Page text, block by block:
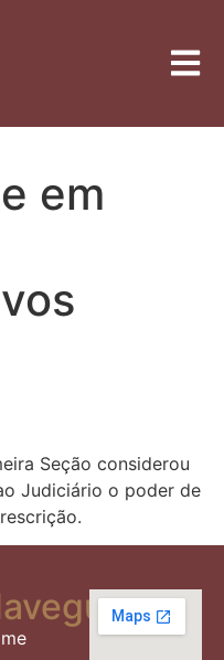
não
em
Seção considerou
Judiciário o poder de